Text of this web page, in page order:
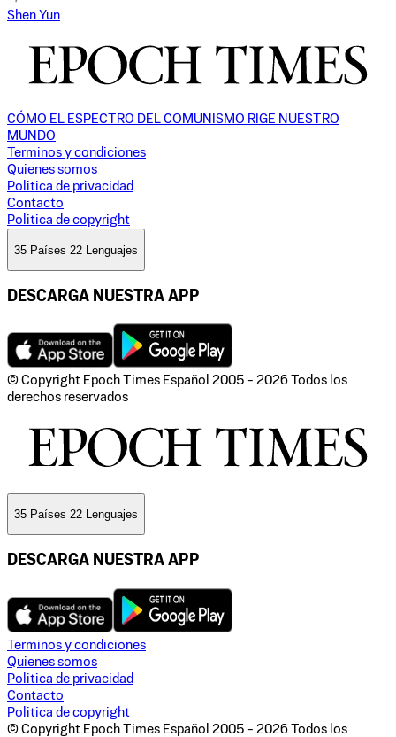
Shen Yun
CÓMO EL ESPECTRO DEL COMUNISMO RIGE NUESTRO
MUNDO
Terminos y condiciones
Quienes somos
Politica de privacidad
Contacto
Politica de copyright
35 Países 22 Lenguajes
DESCARGA NUESTRA APP
© Copyright Epoch Times Español 2005 - 2026 Todos los
derechos reservados
35 Países 22 Lenguajes
DESCARGA NUESTRA APP
Terminos y condiciones
Quienes somos
Politica de privacidad
Contacto
Politica de copyright
© Copyright Epoch Times Español 2005 - 2026 Todos los